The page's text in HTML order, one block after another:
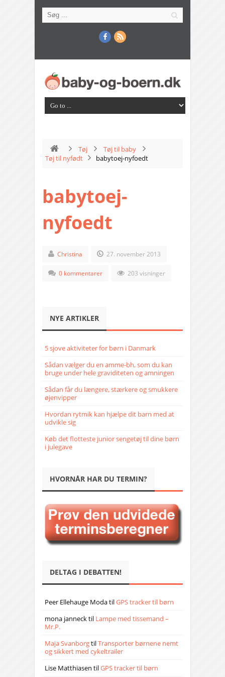
Tøj
Tøj til baby
Tøj til nyfødt
babytoej-nyfoedt
babytoej-
nyfoedt
Christina 27. november 2013
0 kommentarer 203 visninger
NYE ARTIKLER
5 sjove aktiviteter for børn i Danmark
Sådan vælger du en amme-bh, som du kan
bruge under hele graviditeten og amningen
Sådan får du længere, stærkere og smukkere
øjenvipper
Hvordan rytmik kan hjælpe dit barn med at
udvikle sig
Køb det flotteste junior sengetøj til dine børn
i julegave
HVORNÅR HAR DU TERMIN?
DELTAG I DEBATTEN!
Peer Ellehauge ModatilGPS tracker til børn
mona jannecktil Lampe med tissemand –
Mr.P.
Maja SvanborgtilTransporter børnene nemt
og sikkert med cykeltrailer
Lise Matthiasen tilGPS tracker til børn